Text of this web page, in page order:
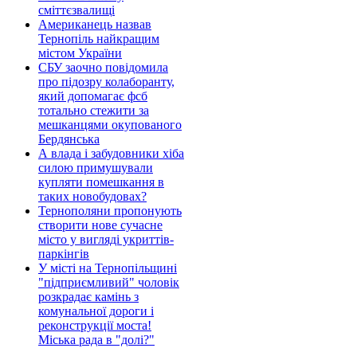
сміттєзвалищі
Американець назвав
Тернопіль найкращим
містом України
СБУ заочно повідомила
про підозру колаборанту,
який допомагає фсб
тотально стежити за
мешканцями окупованого
Бердянська
А влада і забудовники хіба
силою примушували
купляти помешкання в
таких новобудовах?
Тернополяни пропонують
створити нове сучасне
місто у вигляді укриттів-
паркінгів
У місті на Тернопільщині
"підприємливий" чоловік
розкрадає камінь з
комунальної дороги і
реконструкції моста!
Міська рада в "долі?"